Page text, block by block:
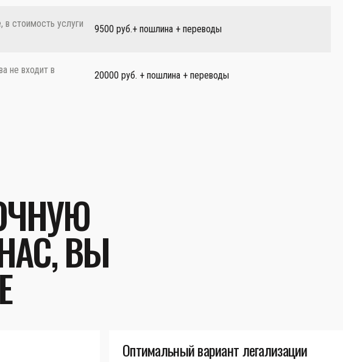
стоимость услуги
9500 руб.+ пошлина + переводы
не входит в
20000 руб. + пошлина + переводы
ВЫ
Оптимальный вариант легализации